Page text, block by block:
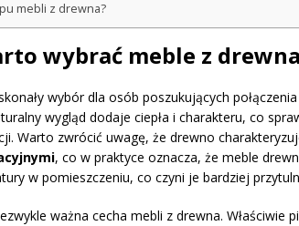
mebli z drewna?
wybrać meble z
wybór dla osób poszukujących
wygląd dodaje ciepła i charakteru, co
Warto zwrócić uwagę, że drewno
, co w praktyce oznacza, że meble
w pomieszczeniu, co czyni je bardziej
ważna cecha mebli z drewna. Właściwie